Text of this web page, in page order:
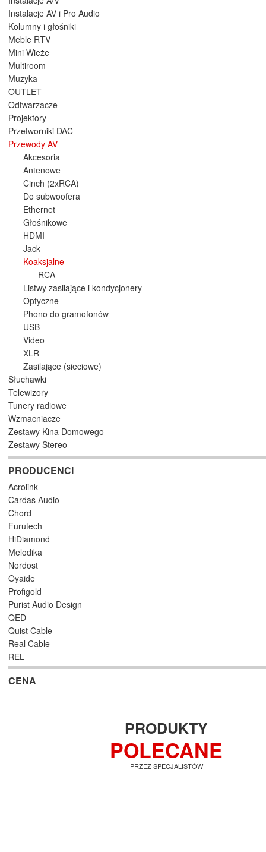
Instalacje AV i Pro Audio
Kolumny i głośniki
Meble RTV
Mini Wieże
Multiroom
Muzyka
OUTLET
Odtwarzacze
Projektory
Przetworniki DAC
Przewody AV
Akcesoria
Antenowe
Cinch (2xRCA)
Do subwoofera
Ethernet
Głośnikowe
HDMI
Jack
Koaksjalne
RCA
Listwy zasilające i kondycjonery
Optyczne
Phono do gramofonów
USB
Video
XLR
Zasilające (sieciowe)
Słuchawki
Telewizory
Tunery radiowe
Wzmacniacze
Zestawy Kina Domowego
Zestawy Stereo
PRODUCENCI
Acrolink
Cardas Audio
Chord
Furutech
HiDiamond
Melodika
Nordost
Oyaide
Profigold
Purist Audio Design
QED
Quist Cable
Real Cable
REL
Supra
Van den Hul
CENA
PRODUKTY
POLECANE
PRZEZ SPECJALISTÓW